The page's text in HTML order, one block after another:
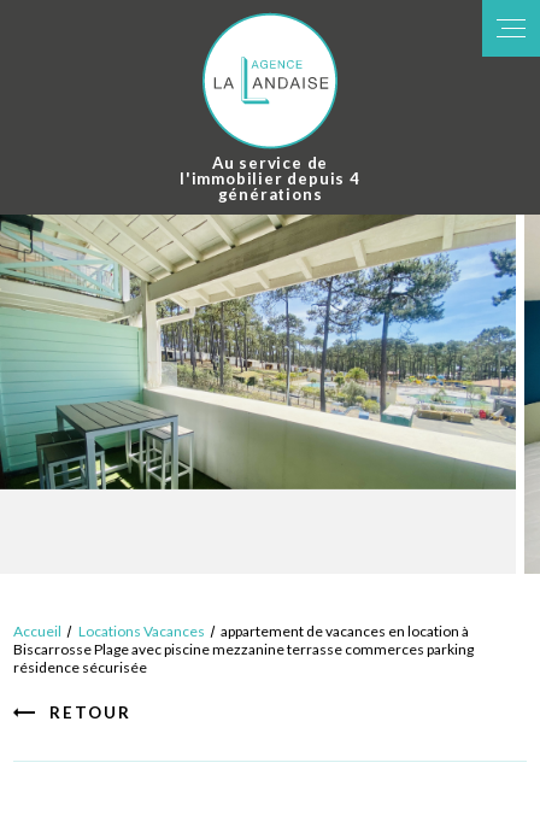
Au service de
l'immobilier depuis 4
générations
Accueil Locations Vacances
appartement de vacances en location à
Biscarrosse Plage avec piscine mezzanine terrasse commerces parking
résidence sécurisée
RETOUR